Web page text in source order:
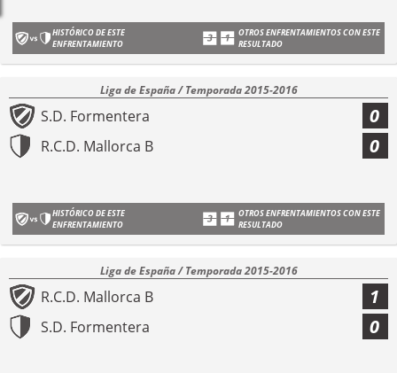
HISTÓRICO DE ESTE
ENFRENTAMIENTO
OTROS ENFRENTAMIENTOS CON ESTE
RESULTADO
Liga de España / Temporada 2015-2016
S.D. Formentera 0
R.C.D. Mallorca B 0
HISTÓRICO DE ESTE
ENFRENTAMIENTO
OTROS ENFRENTAMIENTOS CON ESTE
RESULTADO
Liga de España / Temporada 2015-2016
R.C.D. Mallorca B 1
S.D. Formentera 0